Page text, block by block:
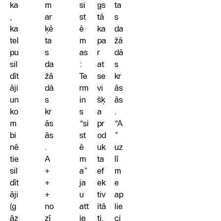
ka
,
ka
tel
pu
sil
dīt
āji
un
ko
m
bi
nē
tie
sil
dīt
āji
(g
āz
m
ar
ķē
ta
s
da
žā
dā
s
kr
ās
ās
.
A
+
+
+
no
zī
si
st
ē
m
as
:
Te
rm
in
s
“si
st
ē
m
a”
ja
u
att
ie
gs
tā
ka
pa
r
at
se
vi
šķ
a
pr
od
uk
ta
ef
ek
tiv
itā
ti,
ta
s
da
žā
dā
s
kr
ās
ās
.
“A
”
uz
lī
m
e
ap
lie
ci